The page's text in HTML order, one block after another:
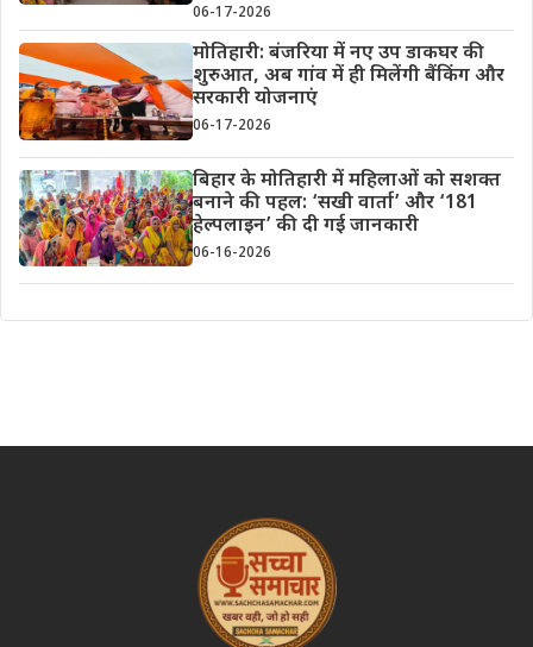
06-17-2026
मोतिहारी: बंजरिया में नए उप डाकघर की
शुरुआत, अब गांव में ही मिलेंगी बैंकिंग और
सरकारी योजनाएं
06-17-2026
बिहार के मोतिहारी में महिलाओं को सशक्त
बनाने की पहल: ‘सखी वार्ता’ और ‘181
हेल्पलाइन’ की दी गई जानकारी
06-16-2026